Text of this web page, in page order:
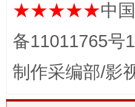
这是一记警钟！
★★★★★中
备11011765号
制作采编部/影